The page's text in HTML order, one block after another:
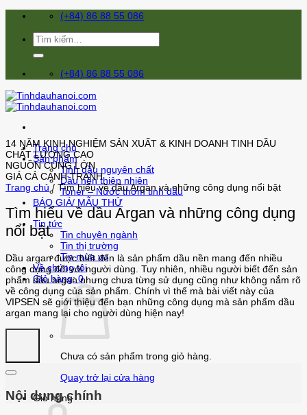
Skip
content
(+84) 86 88 55 086
Tìm
kiếm:
(+84) 86 88 55 086
Trang chủ
Sản phẩm
Tinh dầu nguyên chất
Dầu nền thiên nhiên
Toner – Nước thơm tinh dầu
BÁO GIÁ/ MẪU THỬ
Tin tức
Tin chuyên ngành
Tin thị trường
Tin mùa vụ
Về chúng tôi
Giỏ hàng: 0
Chưa có sản phẩm trong giỏ hàng.
Quay trở lại cửa hàng
Giỏ hàng
14 NĂM KINH NGHIỆM SẢN XUẤT & KINH DOANH TINH DẦU
CHẤT LƯỢNG CAO
NGUỒN CUNG LỚN
GIÁ CẢ CẠNH TRANH
Trang chủ / Tìm hiểu về dầu Argan và những công dụng nổi bật
Tìm hiểu về dầu Argan và những công dụng
nổi bật
Dầu argan được biết đến là sản phẩm dầu nền mang đến nhiều
công dụng đối với người dùng. Tuy nhiên, nhiều người biết đến sản
phẩm dầu argan nhưng chưa từng sử dụng cũng như không nắm rõ
về công dụng của sản phẩm. Chính vì thế mà bài viết này của
VIPSEN sẽ giới thiệu đến bạn những công dụng mà sản phẩm dầu
argan mang lại cho người dùng hiện nay!
Nội dung chính